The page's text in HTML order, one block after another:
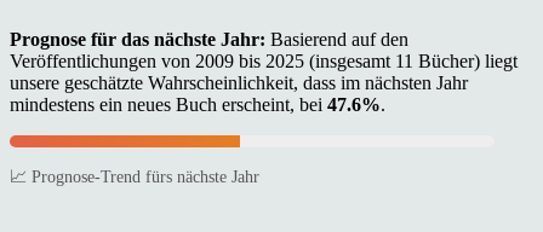
Prognose für das nächste Jahr: Basierend auf den
Veröffentlichungen von 2009 bis 2025 (insgesamt 11 Bücher) liegt
unsere geschätzte Wahrscheinlichkeit, dass im nächsten Jahr
mindestens ein neues Buch erscheint, bei 47.6%.
📈 Prognose-Trend fürs nächste Jahr